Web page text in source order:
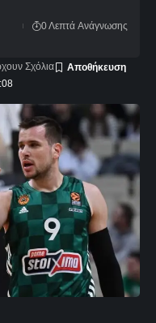
Σχόλια
0 Λεπτά Aνάγνωσης